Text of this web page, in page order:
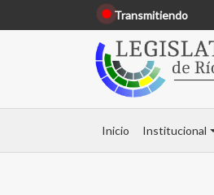
Transmitiendo
Inicio Institucional